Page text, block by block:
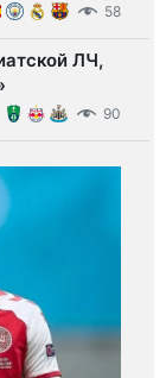
58
ЛЧ,
90